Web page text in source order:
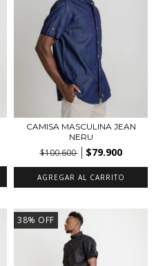
CAMISA MASCULINA JEAN
NERU
$100.600 $79.900
AGREGAR AL CARRITO
38% OFF